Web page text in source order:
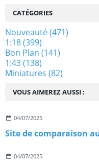
VOUS AIMEREZ AUSSI :
04/07/2025
04/07/2025
CATÉGORIES
Nouveauté(471)
1:18(399)
Bon Plan (141)
1:43(138)
Miniatures (82)